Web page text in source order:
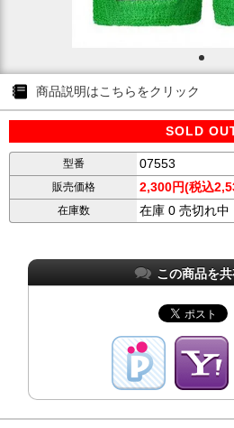
商品説明はこちらをクリック
SOLD
型番 07553
販売価格 2,300円(税込
在庫数 在庫 0 売切れ中
この商品を